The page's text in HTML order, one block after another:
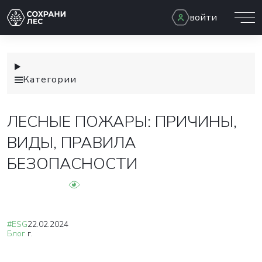
войти
Категории
ЛЕСНЫЕ ПОЖАРЫ: ПРИЧИНЫ,
ВИДЫ, ПРАВИЛА
БЕЗОПАСНОСТИ
#ESG
Блог
22.02.2024
г.